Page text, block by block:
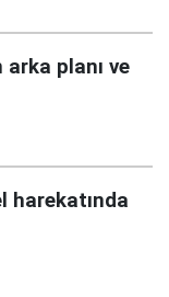
planı ve
harekatında